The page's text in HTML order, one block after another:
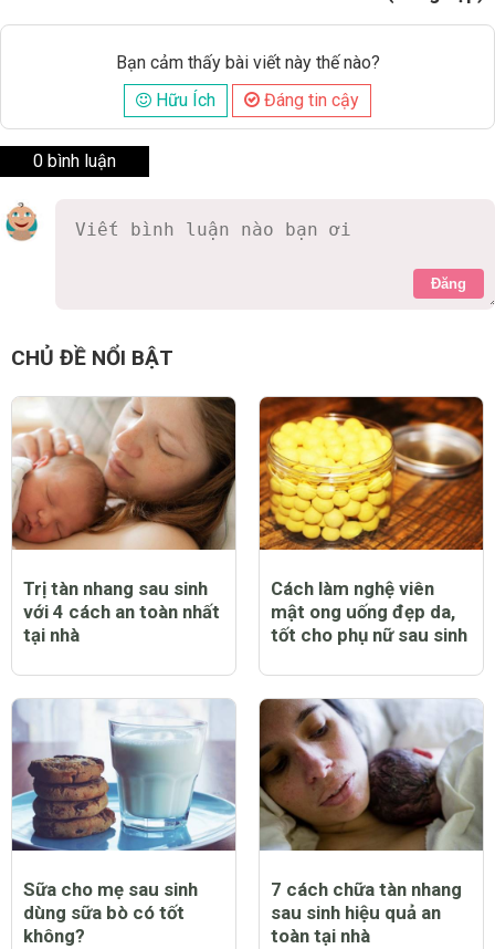
Bạn cảm thấy bài viết này thế nào?
Hữu Ích
Đáng tin cậy
0 bình luận
Đăng
CHỦ ĐỀ NỔI BẬT
Trị tàn nhang sau sinh
với 4 cách an toàn nhất
tại nhà
Cách làm nghệ viên
mật ong uống đẹp da,
tốt cho phụ nữ sau sinh
Sữa cho mẹ sau sinh
dùng sữa bò có tốt
không?
7 cách chữa tàn nhang
sau sinh hiệu quả an
toàn tại nhà